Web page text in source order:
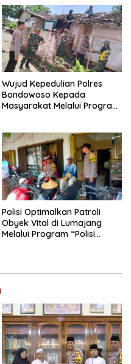
Wujud Kepedulian Polres
Bondowoso Kepada
Masyarakat Melalui Program
Polisi Optimalkan Patroli
Obyek Vital di Lumajang
Melalui Program “Polisi